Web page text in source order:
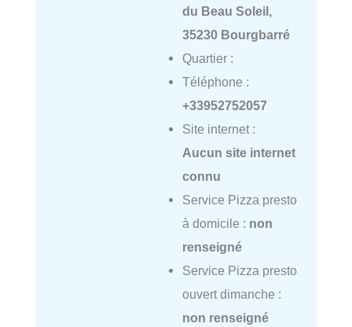
du Beau Soleil,
35230 Bourgbarré
Quartier :
Téléphone :
+33952752057
Site internet :
Aucun site internet
connu
Service Pizza presto
à domicile : non
renseigné
Service Pizza presto
ouvert dimanche :
non renseigné